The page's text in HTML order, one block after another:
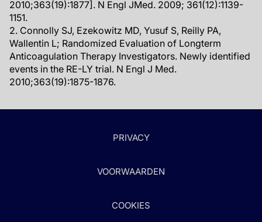
2010;363(19):1877]. N Engl JMed. 2009; 361(12):1139-
1151.
2. Connolly SJ, Ezekowitz MD, Yusuf S, Reilly PA,
Wallentin L; Randomized Evaluation of Longterm
Anticoagulation Therapy Investigators. Newly identified
events in the RE-LY trial. N Engl J Med.
2010;363(19):1875-1876.
PRIVACY
VOORWAARDEN
COOKIES